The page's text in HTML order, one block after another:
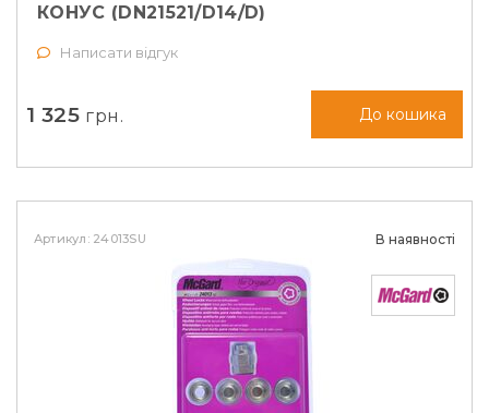
КОНУС (DN21521/D14/D)
Написати відгук
1 325 грн. До кошика
Артикул: 24013SU В наявності